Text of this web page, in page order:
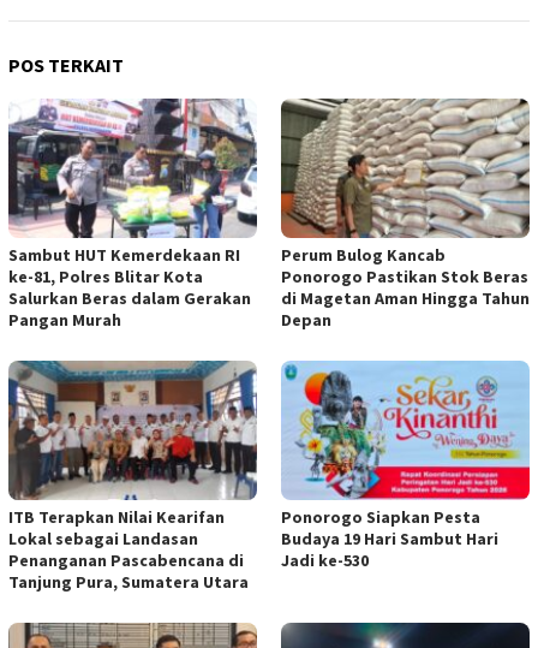
POS TERKAIT
Sambut HUT Kemerdekaan RI
ke-81, Polres Blitar Kota
Salurkan Beras dalam Gerakan
Pangan Murah
Perum Bulog Kancab
Ponorogo Pastikan Stok Beras
di Magetan Aman Hingga Tahun
Depan
ITB Terapkan Nilai Kearifan
Lokal sebagai Landasan
Penanganan Pascabencana di
Tanjung Pura, Sumatera Utara
Ponorogo Siapkan Pesta
Budaya 19 Hari Sambut Hari
Jadi ke-530